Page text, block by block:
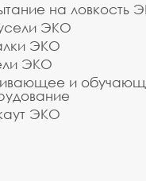
на ловкость
ЭКО
ЭКО
ЭКО
и
ЭКО